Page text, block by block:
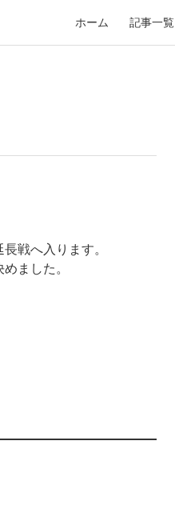
ホーム 記事一覧
戦へ入ります。
ました。